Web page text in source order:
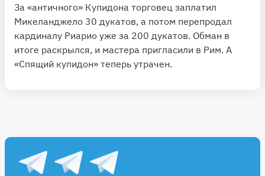
За «античного» Купидона торговец заплатил
Микеланджело 30 дукатов, а потом перепродал
кардиналу Риарио уже за 200 дукатов. Обман в
итоге раскрылся, и мастера пригласили в Рим. А
«Спящий купидон» теперь утрачен.